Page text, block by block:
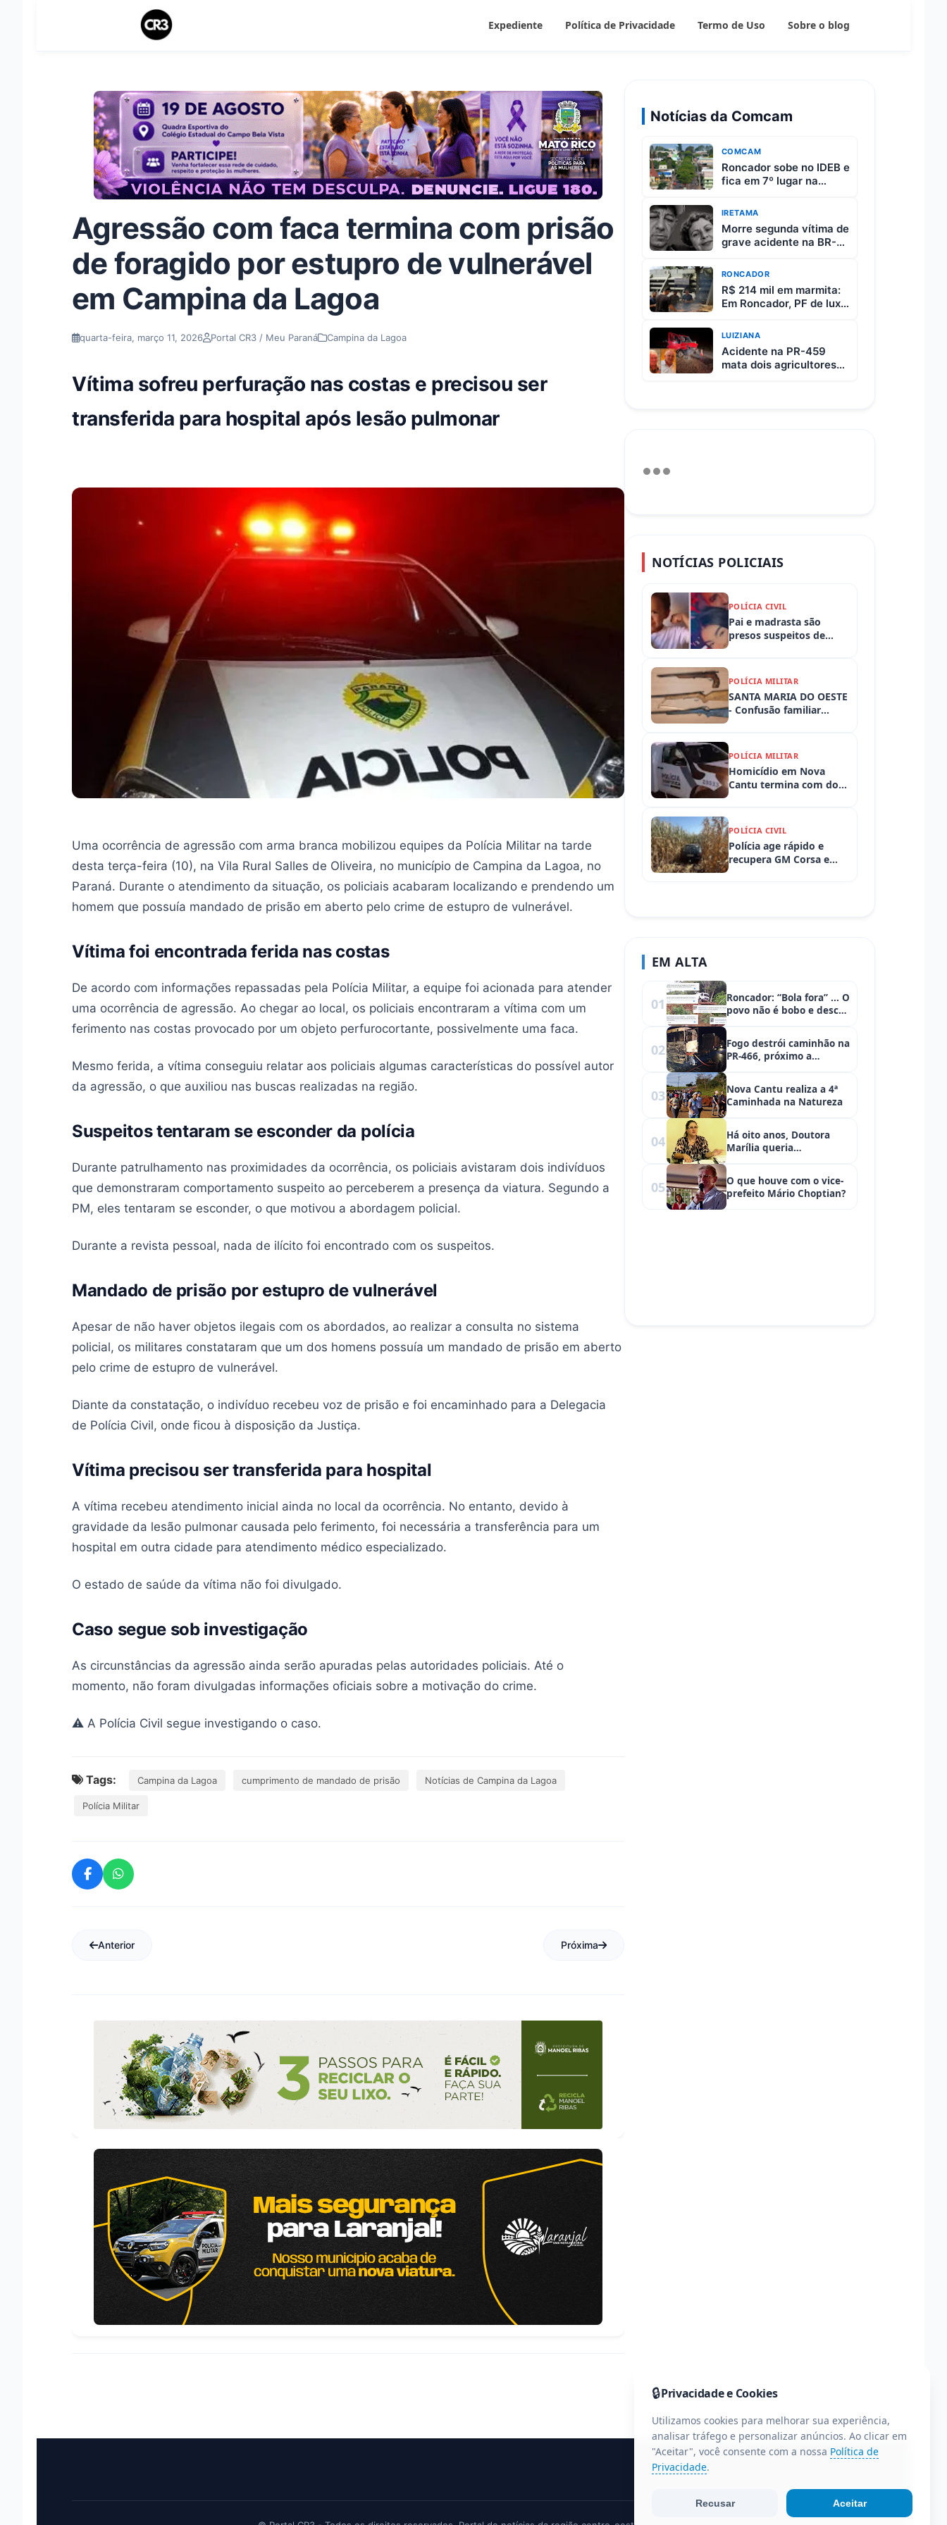
Expediente Política de Privacidade Termo de Uso Sobre o blog
Agressão com faca termina com prisão
de foragido por estupro de vulnerável
em Campina da Lagoa
quarta-feira, março 11, 2026 Portal CR3 / Meu Paraná Campina da Lagoa
Vítima sofreu perfuração nas costas e precisou ser
transferida para hospital após lesão pulmonar
Uma ocorrência de agressão com arma branca mobilizou equipes da Polícia Militar na tarde
desta terça-feira (10), na Vila Rural Salles de Oliveira, no município de Campina da Lagoa, no
Paraná. Durante o atendimento da situação, os policiais acabaram localizando e prendendo um
homem que possuía mandado de prisão em aberto pelo crime de estupro de vulnerável.
Vítima foi encontrada ferida nas costas
De acordo com informações repassadas pela Polícia Militar, a equipe foi acionada para atender
uma ocorrência de agressão. Ao chegar ao local, os policiais encontraram a vítima com um
ferimento nas costas provocado por um objeto perfurocortante, possivelmente uma faca.
Mesmo ferida, a vítima conseguiu relatar aos policiais algumas características do possível autor
da agressão, o que auxiliou nas buscas realizadas na região.
Suspeitos tentaram se esconder da polícia
Durante patrulhamento nas proximidades da ocorrência, os policiais avistaram dois indivíduos
que demonstraram comportamento suspeito ao perceberem a presença da viatura. Segundo a
PM, eles tentaram se esconder, o que motivou a abordagem policial.
Durante a revista pessoal, nada de ilícito foi encontrado com os suspeitos.
Mandado de prisão por estupro de vulnerável
Apesar de não haver objetos ilegais com os abordados, ao realizar a consulta no sistema
policial, os militares constataram que um dos homens possuía um mandado de prisão em aberto
pelo crime de estupro de vulnerável.
Diante da constatação, o indivíduo recebeu voz de prisão e foi encaminhado para a Delegacia
de Polícia Civil, onde ficou à disposição da Justiça.
Vítima precisou ser transferida para hospital
A vítima recebeu atendimento inicial ainda no local da ocorrência. No entanto, devido à
gravidade da lesão pulmonar causada pelo ferimento, foi necessária a transferência para um
hospital em outra cidade para atendimento médico especializado.
O estado de saúde da vítima não foi divulgado.
Caso segue sob investigação
As circunstâncias da agressão ainda serão apuradas pelas autoridades policiais. Até o
momento, não foram divulgadas informações oficiais sobre a motivação do crime.
⚠️ A Polícia Civil segue investigando o caso.
Tags: Campina da Lagoa cumprimento de mandado de prisão Notícias de Campina da Lagoa
Polícia Militar
Anterior Próxima
Notícias da Comcam
COMCAM
Roncador sobe no IDEB e
fica em 7º lugar na
IRETAMA
Morre segunda vítima de
grave acidente na BR-
Luiziana
RONCADOR
R$ 214 mil em marmita:
Em Roncador, PF de luxo
3 carnes
LUIZIANA
Acidente na PR-459
mata dois agricultores
NOTÍCIAS POLICIAIS
POLÍCIA CIVIL
Pai e madrasta são
presos suspeitos de
tortura e morte de
POLÍCIA MILITAR
SANTA MARIA DO OESTE
- Confusão familiar
termina com prisão por
volante e armas
apreendidas
POLÍCIA MILITAR
Homicídio em Nova
Cantu termina com dois
presos em flagrante
POLÍCIA CIVIL
Polícia age rápido e
recupera GM Corsa e
Toyota Hilux levados de
EM ALTA
01
Roncador: “Bola fora” ... O
povo não é bobo e desce
a lenha!
02
Fogo destrói caminhão na
PR-466, próximo a
Subestação de Furnas
03
Nova Cantu realiza a 4ª
Caminhada na Natureza
04
Há oito anos, Doutora
Marília queria
transformar Roncador em
um polo da saúde
05
O que houve com o vice-
prefeito Mário Choptian?
🔒Privacidade e Cookies
Utilizamos cookies para melhorar sua experiência,
analisar tráfego e personalizar anúncios. Ao clicar em
"Aceitar", você consente com a nossa Política de
Privacidade.
Recusar Aceitar